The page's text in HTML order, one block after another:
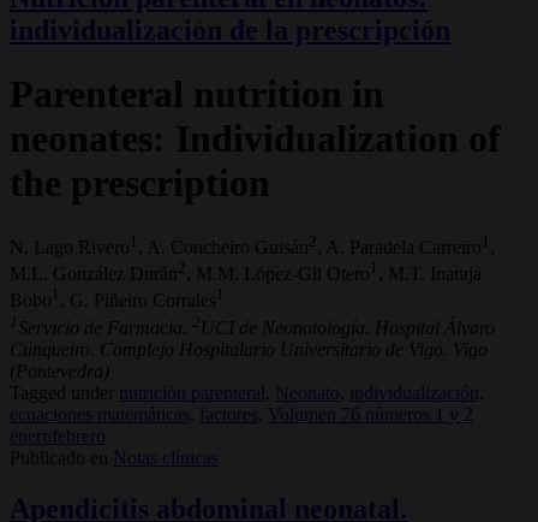
individualización de la prescripción
Parenteral nutrition in
neonates: Individualization of
the prescription
N. Lago Rivero 1 , A. Concheiro Guisán , A. Paradela Carreiro 1
M.L. González Durán
, M.M. López-Gil Otero 1
, M.T. Inaraja
Bobo 1 , G. Piñeiro Corrales 1
1 Servicio de Farmacia. 2 UCI de Neonatología. Hospital Álvaro
Cunqueiro. Complejo Hospitalario Universitario de Vigo. Vigo
(Pontevedra)
Tagged under
nutrición parenteral, Neonato,
individualización,
ecuaciones matemáticas,
factores,
Volumen 76 números 1 y 2
enerofebrero
Publicado en
Notas clínicas
Apendicitis abdominal neonatal.